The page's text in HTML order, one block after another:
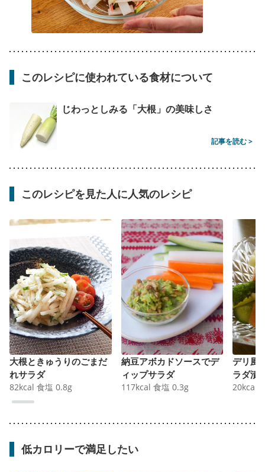
このレシピに使われている食材について
じわっとしみる「大根」の美味しさ
記事を読む >
このレシピを見た人に人気のレシピ
大根ときゅうりのごまだ
れサラダ
82kcal 食塩 0.8g
納豆アボカドソースでデ
ィップサラダ
117kcal 食塩 0.3g
デリ風
ラダ漬
20kcal
低カロリーで満足したい